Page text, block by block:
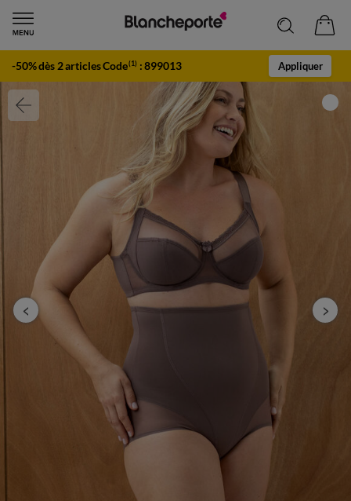
-50% dès 2 articles Code(1) :899013 Appliquer